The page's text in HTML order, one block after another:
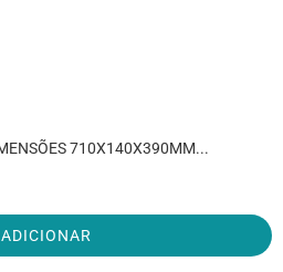
710X140X390MM...
ADICIONAR